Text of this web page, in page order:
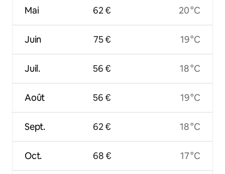
Mai
Juin
Juil.
Août
Sept.
Oct.
62 €
75 €
56 €
56 €
62 €
68 €
20 °C
19 °C
18 °C
19 °C
18 °C
17 °C